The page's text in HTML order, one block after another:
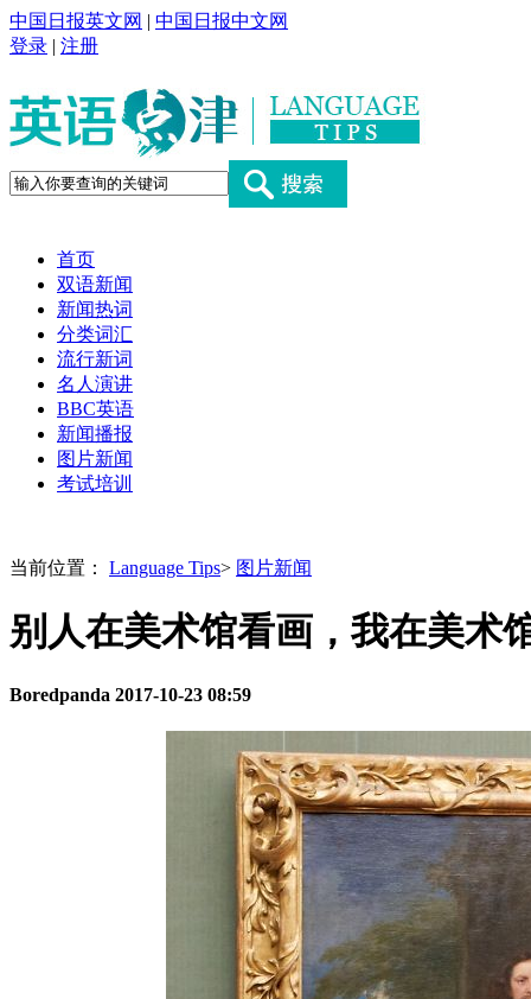
中国日报英文网 | 中国日报中文网
登录 | 注册
首页
双语新闻
新闻热词
分类词汇
流行新词
名人演讲
BBC英语
新闻播报
图片新闻
考试培训
当前位置： Language Tips> 图片新闻
别人在美术馆看画，我在美术
Boredpanda 2017-10-23 08:59